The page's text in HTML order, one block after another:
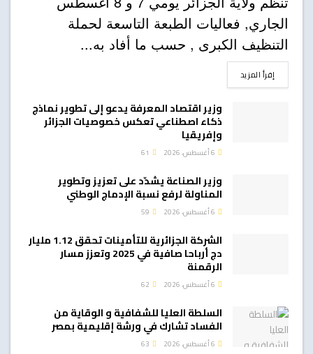
الجاري, فعاليات الطبعة التاسعة لحملة
التنظيف الكبرى , حسب ما أفاد به...
إقرأ المزيدDETAILS
وزير اقتصاد المعرفة يدعو إلى تطوير نماذج
ذكاء اصطناعي تعكس خصوصيات الجزائر
وإفريقيا
وزير الصناعة يشدّد على تعزيز وتطوير
المناولة لرفع نسبة الإدماج الوطني
الشركة الجزائرية للتأمينات تحقق 1.12 مليار
دج أرباحا صافية في 2025 وتعزز مسار
الرقمنة
السلطة العليا للشفافية و الوقاية من
الفساد تشارك في ورشة إقليمية بمصر